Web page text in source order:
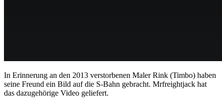
In Erinnerung an den 2013 verstorbenen Maler Rink (Timbo) haben
seine Freund ein Bild auf die S-Bahn gebracht. Mrfreightjack hat
das dazugehörige Video geliefert.